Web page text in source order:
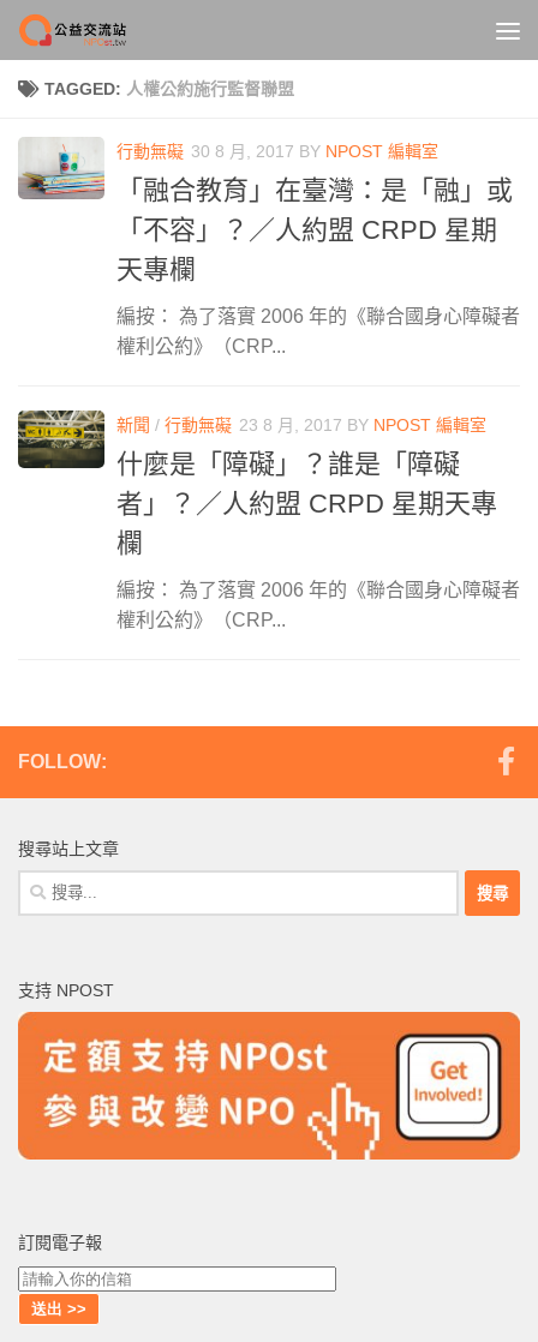
Skip to content
TAGGED: 人權公約施行監督聯盟
行動無礙 30 8 月, 2017 BY NPOST 編輯室
「融合教育」在臺灣：是「融」或
「不容」？／人約盟 CRPD 星期
天專欄
編按： 為了落實 2006 年的《聯合國身心障礙者
權利公約》（CRP...
新聞 / 行動無礙 23 8 月, 2017 BY NPOST 編輯室
什麼是「障礙」？誰是「障礙
者」？／人約盟 CRPD 星期天專
欄
編按： 為了落實 2006 年的《聯合國身心障礙者
權利公約》（CRP...
FOLLOW:
搜尋站上文章
搜
尋
字:
支持 NPOST
訂閱電子報